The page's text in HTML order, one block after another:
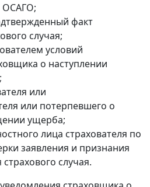
ОСАГО;
факт
случая;
условий
о наступлении
или
или потерпевшего о
ущерба;
лица страхователя по
заявления и признания
случая.